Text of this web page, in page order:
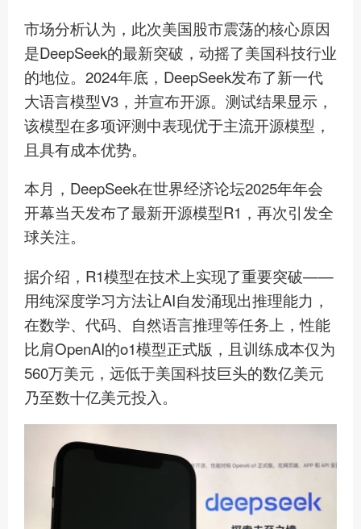
市场分析认为，此次美国股市震荡的核心原因
是DeepSeek的最新突破，动摇了美国科技行业
的地位。2024年底，DeepSeek发布了新一代
大语言模型V3，并宣布开源。测试结果显示，
该模型在多项评测中表现优于主流开源模型，
且具有成本优势。
本月，DeepSeek在世界经济论坛2025年年会
开幕当天发布了最新开源模型R1，再次引发全
球关注。
据介绍，R1模型在技术上实现了重要突破——
用纯深度学习方法让AI自发涌现出推理能力，
在数学、代码、自然语言推理等任务上，性能
比肩OpenAI的o1模型正式版，且训练成本仅为
560万美元，远低于美国科技巨头的数亿美元
乃至数十亿美元投入。